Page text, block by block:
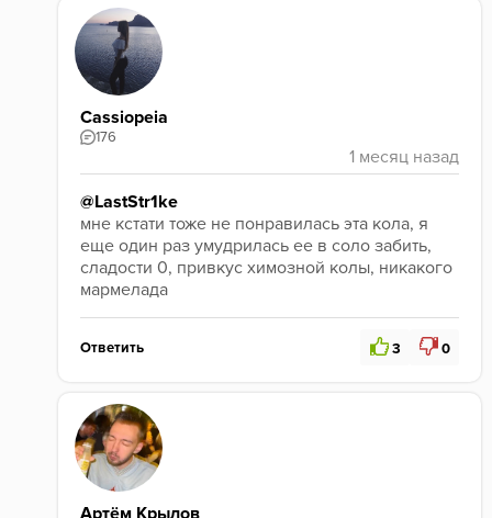
Cassiopeia
176
@LastStr1ke
мне кстати тоже не понравилась эта кола, я
еще один раз умудрилась ее в соло забить,
сладости 0, привкус химозной колы, никакого
мармелада
Ответить 3 0